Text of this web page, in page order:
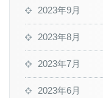
2023年9月
2023年8月
2023年7月
2023年6月